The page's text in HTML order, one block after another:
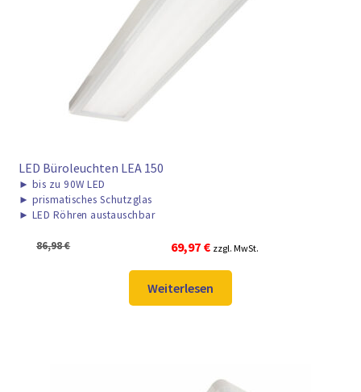
LED Büroleuchten LEA 150
► bis zu 90W LED
► prismatisches Schutzglas
► LED Röhren austauschbar
86,98€
Ursprünglicher
war:
86,98 €
69,97 €Aktueller
ist:
69,97 €.
zzgl. MwSt.
Weiterlesen